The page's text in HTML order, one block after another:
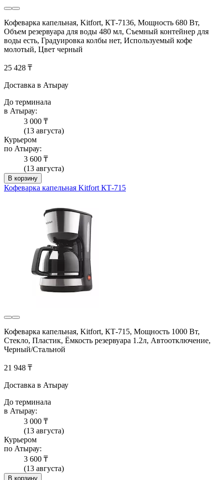
Кофеварка капельная, Kitfort, КТ-7136, Мощность 680 Вт,
Объем резервуара для воды 480 мл, Съемный контейнер для
воды есть, Градуировка колбы нет, Используемый кофе
молотый, Цвет черный
25 428 ₸
Доставка в Атырау
До терминала
в Атырау:
3 000 ₸
(13 августа)
Курьером
по Атырау:
3 600 ₸
(13 августа)
В корзину
Кофеварка капельная Kitfort КТ-715
Кофеварка капельная, Kitfort, КТ-715, Мощность 1000 Вт,
Стекло, Пластик, Ёмкость резервуара 1.2л, Автоотключение,
Черный/Стальной
21 948 ₸
Доставка в Атырау
До терминала
в Атырау:
3 000 ₸
(13 августа)
Курьером
по Атырау:
3 600 ₸
(13 августа)
В корзину